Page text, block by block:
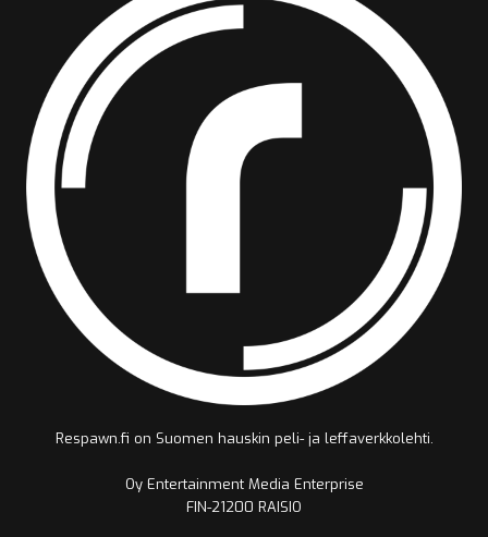
Respawn.fi on Suomen hauskin peli- ja leffaverkkolehti.
Oy Entertainment Media Enterprise
FIN-21200 RAISIO